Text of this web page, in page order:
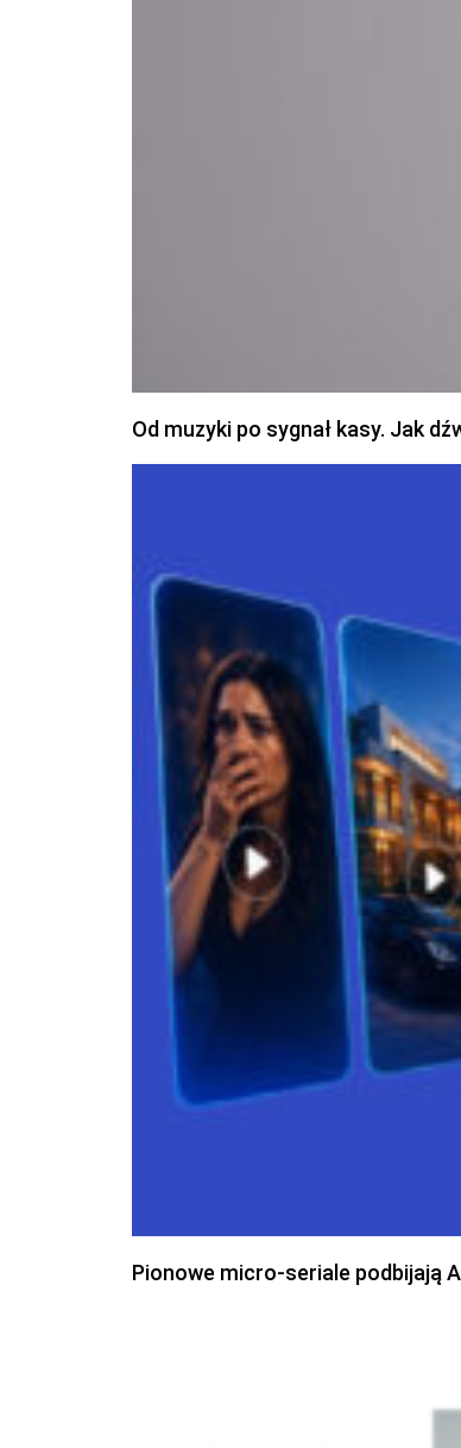
Od muzyki po sygnał kasy. Jak
Pionowe micro-seriale podbijają